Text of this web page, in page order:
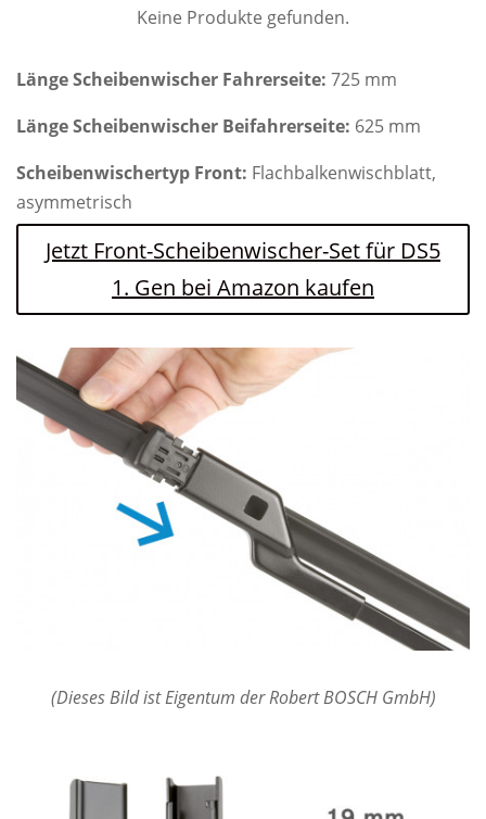
Keine Produkte gefunden.
Länge Scheibenwischer Fahrerseite: 725 mm
Länge Scheibenwischer Beifahrerseite: 625 mm
Scheibenwischertyp Front: Flachbalkenwischblatt,
asymmetrisch
Jetzt Front-Scheibenwischer-Set für DS5
1. Gen bei Amazon kaufen
(Dieses Bild ist Eigentum der Robert BOSCH GmbH)